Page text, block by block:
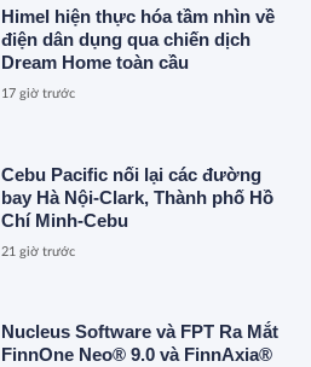
Himel hiện thực hóa tầm nhìn về
điện dân dụng qua chiến dịch
Dream Home toàn cầu
17 giờ trước
Cebu Pacific nối lại các đường
bay Hà Nội-Clark, Thành phố Hồ
Chí Minh-Cebu
21 giờ trước
Nucleus Software và FPT Ra Mắt
FinnOne Neo® 9.0 và FinnAxia®